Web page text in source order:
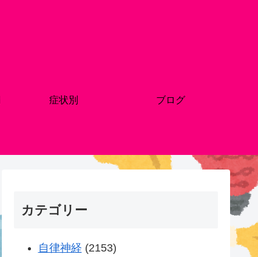
症状別 ブログ
カテゴリー
自律神経 (2153)